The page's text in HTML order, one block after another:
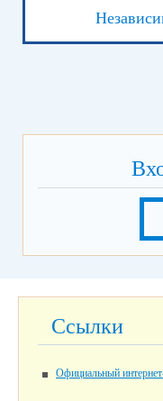
Ссылки
Официальный